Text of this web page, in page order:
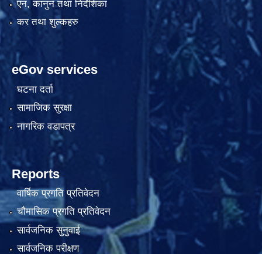
एन, कानुन तथा निर्देशिका
कर तथा शुल्कहरु
eGov services
घटना दर्ता
सामाजिक सुरक्षा
नागरिक वडापत्र
Reports
वार्षिक प्रगति प्रतिवेदन
चौमासिक प्रगति प्रतिवेदन
सार्वजनिक सुनुवाई
सार्वजनिक परीक्षण